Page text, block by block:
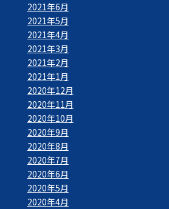
2021年6月
2021年5月
2021年4月
2021年3月
2021年2月
2021年1月
2020年12月
2020年11月
2020年10月
2020年9月
2020年8月
2020年7月
2020年6月
2020年5月
2020年4月